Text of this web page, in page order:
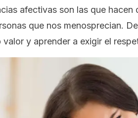
afectivas son las que hacen
que nos menosprecian.
y aprender a exigir el